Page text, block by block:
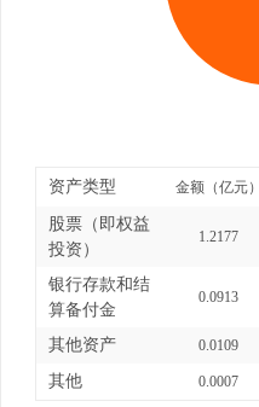
资产类型 金额（亿元）
股票（即权益
投资）
1.2177
银行存款和结
算备付金
0.0913
其他资产 0.0109
其他 0.0007